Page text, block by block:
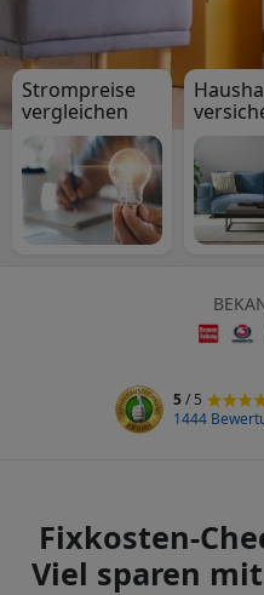
Strompreise
vergleichen
5/ 5
1444
Fixkosten-
Viel sparen